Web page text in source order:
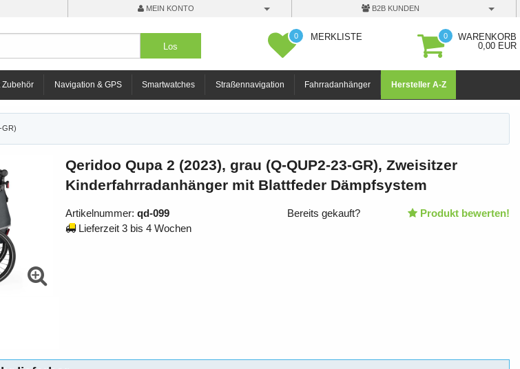
MEIN KONTO B2B KUNDEN
0 MERKLISTE 0
WARENKORB
0,00 EUR
Zubehör Navigation & GPS Smartwatches Straßennavigation Fahrradanhänger Hersteller A-Z
GR)
Qeridoo Qupa 2 (2023), grau (Q-QUP2-23-GR), Zweisitzer
Kinderfahrradanhänger mit Blattfeder Dämpfsystem
Artikelnummer: qd-099
Lieferzeit 3 bis 4 Wochen
Bereits gekauft? Produkt bewerten!